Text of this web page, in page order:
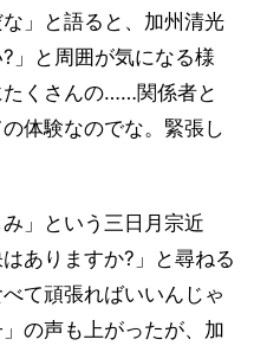
」と語ると、加州清光
」と周囲が気になる様
くさんの……関係者と
体験なのでな。緊張し
」という三日月宗近
ありますか?」と尋ねる
て頑張ればいいんじゃ
の声も上がったが、加